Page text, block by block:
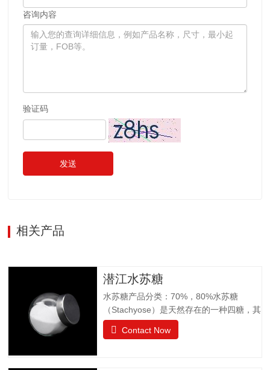
咨询内容
验证码
发送
相关产品
潜江水苏糖
水苏糖产品分类：70%，80%水苏糖
（Stachyose）是天然存在的一种四糖，其
结构有两个半乳糖、一个葡萄糖和一个果
糖组成。是一种非还原性功能低聚糖，水
Contact Now